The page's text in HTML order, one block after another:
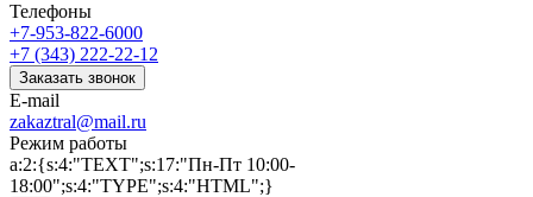
Телефоны
+7-953-822-6000
+7 (343) 222-22-12
Заказать звонок
E-mail
zakaztral@mail.ru
Режим работы
a:2:{s:4:"TEXT";s:17:"Пн-Пт 10:00-
18:00";s:4:"TYPE";s:4:"HTML";}